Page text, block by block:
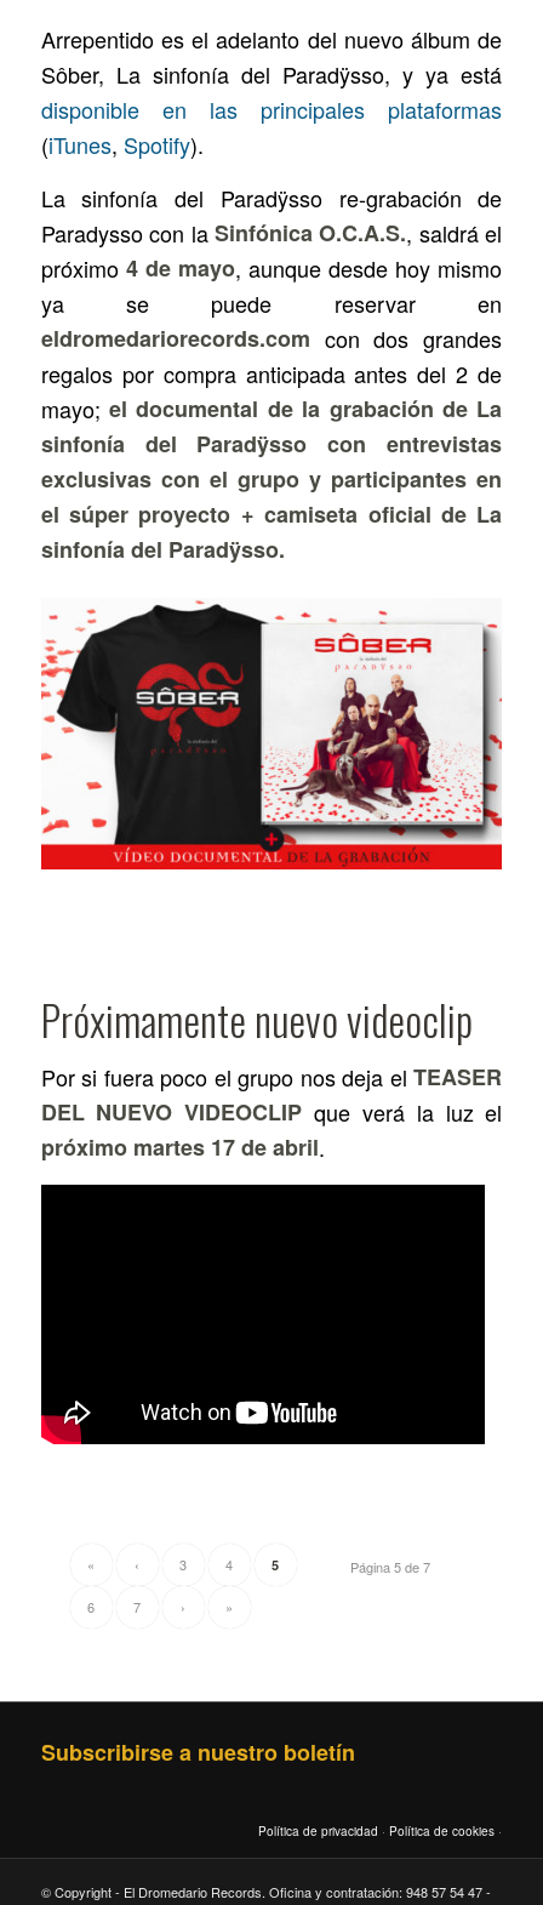
Arrepentidoes el adelanto del nuevo álbum de
Sôber, La sinfonía del Paradÿsso, y ya está
disponible en las principales plataformas
(iTunes, Spotify).
La sinfonía del Paradÿssore-grabación de
Paradyssocon laSinfónica O.C.A.S., saldrá el
próximo 4 de mayo, aunque desde hoy mismo
ya se puede reservar en
eldromedariorecords.com con dos grandes
regalos por compra anticipada antes del 2 de
mayo; el documental de la grabación de La
sinfonía del Paradÿsso con entrevistas
exclusivas con el grupo y participantes en
el súper proyecto + camiseta oficial de La
sinfonía del Paradÿsso.
Próximamente nuevo videoclip
Por si fuera poco el grupo nos deja elTEASER
DEL NUEVO VIDEOCLIP que verá la luz el
próximo martes 17 de abril.
Página 5 de 7
« ‹ 3 4 5
6 7 › »
Subscribirse a nuestro boletín
Política de privacidad · Política de cookies ·
© Copyright - El Dromedario Records. Oficina y contratación: 948 57 54 47 -